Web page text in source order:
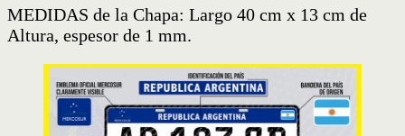
MEDIDAS de la Chapa: Largo 40 cm x 13 cm de
Altura, espesor de 1 mm.